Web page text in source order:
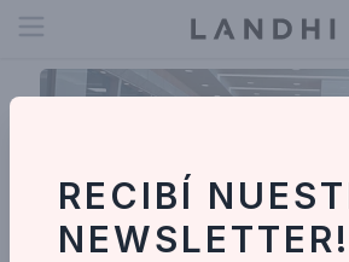
Open menu
RECIBÍ
NEWSLETTER!